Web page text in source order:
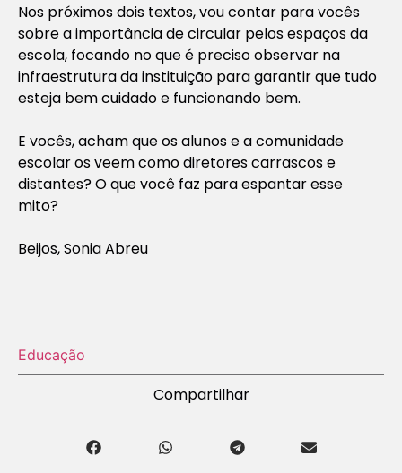
Nos próximos dois textos, vou contar para vocês
sobre a importância de circular pelos espaços da
escola, focando no que é preciso observar na
infraestrutura da instituição para garantir que tudo
esteja bem cuidado e funcionando bem.
E vocês, acham que os alunos e a comunidade
escolar os veem como diretores carrascos e
distantes? O que você faz para espantar esse
mito?
Beijos, Sonia Abreu
Educação
Compartilhar